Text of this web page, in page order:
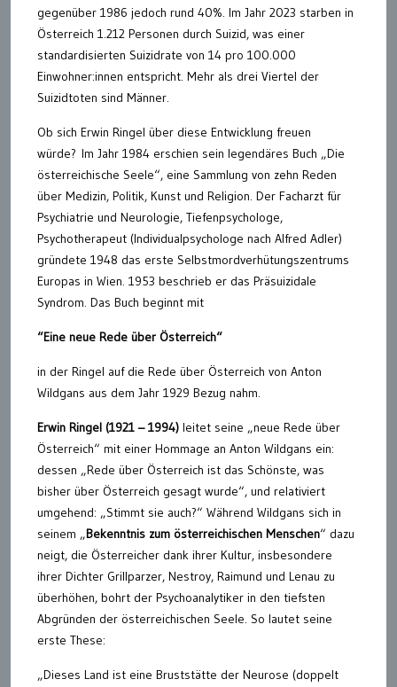
gegenüber 1986 jedoch rund 40%. Im Jahr 2023 starben in
Österreich 1.212 Personen durch Suizid, was einer
standardisierten Suizidrate von 14 pro 100.000
Einwohner:innen entspricht. Mehr als drei Viertel der
Suizidtoten sind Männer.
Ob sich Erwin Ringel über diese Entwicklung freuen
würde? Im Jahr 1984 erschien sein legendäres Buch „Die
österreichische Seele“, eine Sammlung von zehn Reden
über Medizin, Politik, Kunst und Religion. Der Facharzt für
Psychiatrie und Neurologie, Tiefenpsychologe,
Psychotherapeut (Individualpsychologe nach Alfred Adler)
gründete 1948 das erste Selbstmordverhütungszentrums
Europas in Wien. 1953 beschrieb er das Präsuizidale
Syndrom. Das Buch beginnt mit
“Eine neue Rede über Österreich“
in der Ringel auf die Rede über Österreich von Anton
Wildgans aus dem Jahr 1929 Bezug nahm.
Erwin Ringel (1921 – 1994) leitet seine „neue Rede über
Österreich“ mit einer Hommage an Anton Wildgans ein:
dessen „Rede über Österreich ist das Schönste, was
bisher über Österreich gesagt wurde“, und relativiert
umgehend: „Stimmt sie auch?“ Während Wildgans sich in
seinem „Bekenntnis zum österreichischen Menschen“ dazu
neigt, die Österreicher dank ihrer Kultur, insbesondere
ihrer Dichter Grillparzer, Nestroy, Raimund und Lenau zu
überhöhen, bohrt der Psychoanalytiker in den tiefsten
Abgründen der österreichischen Seele. So lautet seine
erste These:
„Dieses Land ist eine Bruststätte der Neurose (doppelt